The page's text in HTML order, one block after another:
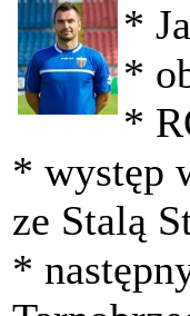
*
*
*
* występ
ze Stalą
*